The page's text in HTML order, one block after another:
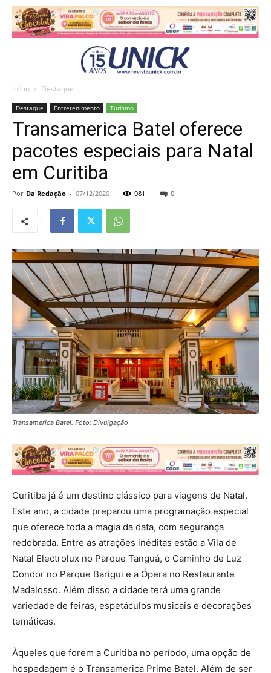
Início Destaque
Destaque Entretenimento Turismo
Transamerica Batel oferece
pacotes especiais para Natal
em Curitiba
Por Da Redação - 07/12/2020 981 0
Transamerica Batel. Foto: Divulgação
Curitiba já é um destino clássico para viagens de Natal.
Este ano, a cidade preparou uma programação especial
que oferece toda a magia da data, com segurança
redobrada. Entre as atrações inéditas estão a Vila de
Natal Electrolux no Parque Tanguá, o Caminho de Luz
Condor no Parque Barigui e a Ópera no Restaurante
Madalosso. Além disso a cidade terá uma grande
variedade de feiras, espetáculos musicais e decorações
temáticas.
Àqueles que forem a Curitiba no período, uma opção de
hospedagem é o Transamerica Prime Batel. Além de ser